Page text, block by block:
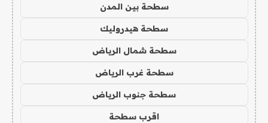
سطحة بين المدن
سطحة هيدروليك
سطحة شمال الرياض
سطحة غرب الرياض
سطحة جنوب الرياض
اقرب سطحة